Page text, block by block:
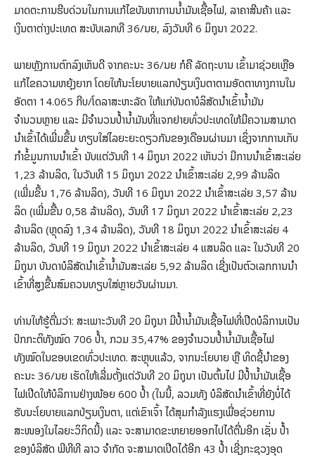
ມາດຕະການຮີບດ່ວນໃນການແກ້ໄຂບັນຫາການນ້ຳມັນເຊື້ອໄຟ, ລາຄາສີນຄ້າ ແລະ
ເງິນຕາຕ່າງປະເທດ ສະບັບເລກທີ 36/ນຍ, ລົງວັນທີ 6 ມິຖຸນາ 2022.
ພາຍຫຼັງການຕົກລົງເຫັນດີ ຈາກຄະນະ 36/ນຍ ກໍຄື ລັດຖະບານ ເຂົ້າມາຊ່ວຍເຫຼືອ
ແກ້ໄຂຄວາມຫຍຸ້ງຍາກ ໂດຍໃຫ້ນະໂຍບາຍແລກປ່ຽນເງິນຕາຕາມອັດຕາທາງການໃນ
ອັດຕາ 14.065 ກີບ/ໂດລາສະຫະລັດ ໃຫ້ແກ່ບັນດາບໍລິສັດນໍາເຂົ້ານໍ້າມັນ
ຈຳນວນຫຼາຍ ແລະ ມີຈຳນວນປໍ້ານໍ້າມັນທີ່ແຈກຢາຍທົ່ວປະເທດໃຫ້ມີຄວາມສາມາດ
ນໍາເຂົ້າໄດ້ເພີ່ມຂຶ້ນ ທຽບໃສ່ໄລຍະຍະດຽວກັນຂອງເດືອນຜ່ານມາ ເຊິ່ງຈາກການເກັບ
ກໍາຂໍ້ມູນການນໍາເຂົ້າ ນັບແຕ່ວັນທີ 14 ມິຖຸນາ 2022 ເຫັນວ່າ ມີການນໍາເຂົ້າສະເລ່ຍ
1,23 ລ້ານລິດ, ໃນວັນທີ 15 ມິຖຸນາ 2022 ນໍາເຂົ້າສະເລ່ຍ 2,99 ລ້ານລິດ
(ເພີ່ມຂຶ້ນ 1,76 ລ້ານລິດ), ວັນທີ 16 ມິຖຸນາ 2022 ນໍາເຂົ້າສະເລ່ຍ 3,57 ລ້ານ
ລິດ (ເພີ່ມຂື້ນ 0,58 ລ້ານລິດ), ວັນທີ 17 ມິຖຸນາ 2022 ນໍາເຂົ້າສະເລ່ຍ 2,23
ລ້ານລິດ (ຫຼຸດລົງ 1,34 ລ້ານລິດ), ວັນທີ 18 ມິຖຸນາ 2022 ນໍາເຂົ້າສະເລ່ຍ 4
ລ້ານລິດ, ວັນທີ 19 ມິຖຸນາ 2022 ນໍາເຂົ້າສະເລ່ຍ 4 ແສນລິດ ແລະ ໃນວັນທີ 20
ມິຖຸນາ ບັນດາບໍລິສັດນໍາເຂົ້ານໍ້າມັນສະເລ່ຍ 5,92 ລ້ານລິດ ເຊີ່ງເປັນຕົວເລກການນໍາ
ເຂົ້າທີ່ສູງຂື້ນສົມຄວນທຽບໃສ່ຫຼາຍວັນຜ່ານມາ.
ທ່ານໃຫ້ຮູ້ຕື່ມວ່າ: ສະເພາະວັນທີ 20 ມິຖຸນາ ມີປໍ້ານໍ້າມັນເຊື້ອໄຟທີ່ເປີດບໍລິການເປັນ
ປົກກະຕິທັງໝົດ 706 ປໍ້າ, ກວມ 35,47% ຂອງຈໍານວນປໍ້ານໍ້າມັນເຊື້ອໄຟ
ທັງໝົດໃນຂອບເຂດທົ່ວປະເທດ. ສະຫຼຸບແລ້ວ, ຈາກນະໂຍບາຍ ຫຼື ທິດຊີ້ນໍາຂອງ
ຄະນະ 36/ນຍ ເຮັດໃຫ້ເລີ່ມຕັ້ງແຕ່ວັນທີ 20 ມິຖຸນາ ເປັນຕົ້ນໄປ ມີປໍ້ານໍ້າມັນເຊື້ອ
ໄຟເປີດໃຫ້ບໍລິການຢ່າງໜ້ອຍ 600 ປໍ້າ (ໃນນີ້, ລວມທັງ ບໍລິສັດນຳເຂົ້າທີ່ຍັງບໍ່ໄດ້
ຮັບນະໂຍບາຍແລກປ່ຽນເງິນຕາ, ແຕ່ເຂົາເຈົ້າ ໄດ້ສຸມກໍາລັງແຮງເພື່ອຊ່ວຍການ
ສະໜອງໃນໄລຍະວິກິດນີ້) ແລະ ຈະສາມາດຂະຫຍາຍອອກໄປໄດ້ຕື່ມອີກ ເຊັ່ນ ປໍ້າ
ຂອງບໍລິສັດ ພີທີທີ ລາວ ຈໍາກັດ ຈະສາມາດເປີດໄດ້ອີກ 43 ປໍ້າ ເຊີ່ງກະຊວງອຸດ